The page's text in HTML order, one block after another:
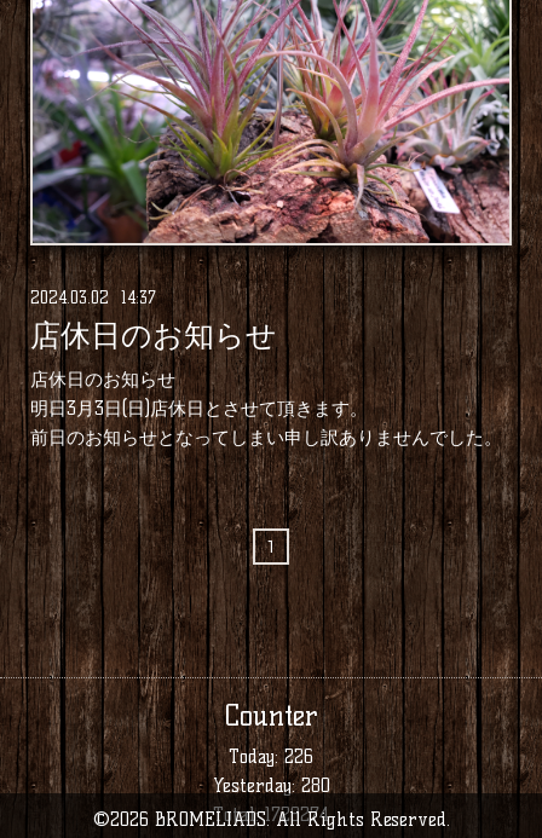
2024.03.02 14:37
店休日のお知らせ
店休日のお知らせ
明日3月3日(日)店休日とさせて頂きます。
前日のお知らせとなってしまい申し訳ありませんでした。
1
Counter
Today:226
Yesterday:280
Total:1729274
©2026 BROMELIADS. All Rights Reserved.